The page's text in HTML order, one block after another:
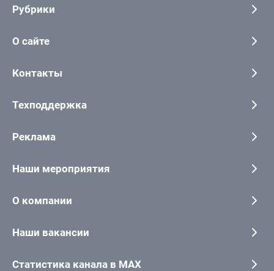
Рубрики
О сайте
Контакты
Техподдержка
Реклама
Наши мероприятия
О компании
Наши вакансии
Статистика канала в MAX